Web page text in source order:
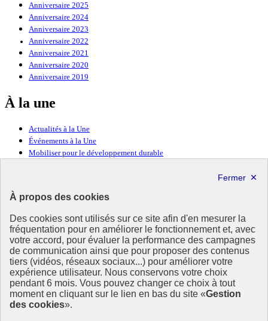
À propos des cookies
Des cookies sont utilisés sur ce site afin d'en mesurer la
fréquentation pour en améliorer le fonctionnement et, avec
votre accord, pour évaluer la performance des campagnes
de communication ainsi que pour proposer des contenus
tiers (vidéos, réseaux sociaux...) pour améliorer votre
expérience utilisateur. Nous conservons votre choix
pendant 6 mois. Vous pouvez changer ce choix à tout
moment en cliquant sur le lien en bas du site «Gestion
des cookies».
Anniversaire 2025
Anniversaire 2024
Anniversaire 2023
Anniversaire 2022
Anniversaire 2021
Anniversaire 2020
Anniversaire 2019
À la une
Actualités à la Une
Événements à la Une
Mobiliser pour le développement durable
Ressources
Ressources
La Méth’ODD
Gouvernement
Ce site propose l’information de référence concernant l’Agenda
2030 et la feuille de route de la France. Il valorise la mobilisation de
tous les acteurs.